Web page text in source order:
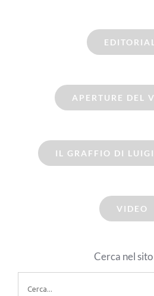
APERTURE DEL
IL GRAFFIO DI
VIDEO
Cerca nel
per: